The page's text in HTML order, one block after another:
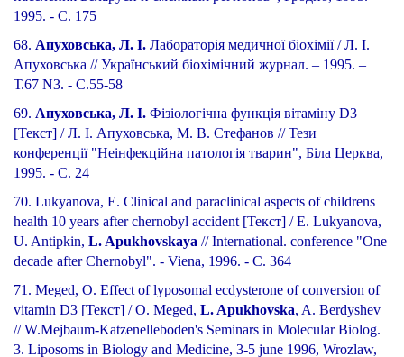
1995. - С. 175
68. Апуховська, Л. І. Лабораторія медичної біохімії / Л. І.
Апуховська // Український біохімічний журнал. – 1995. –
Т.67 N3. - С.55-58
69. Апуховська, Л. І. Фізіологічна функція вітаміну D3
[Текст] / Л. І. Апуховська, М. В. Стефанов // Тези
конференції "Неінфекційна патологія тварин", Біла Церква,
1995. - С. 24
70. Lukyanova, E. Clinical and paraclinical aspects of childrens
health 10 years after chernobyl accident [Текст] / E. Lukyanova,
U. Antipkin, L. Apukhovskaya // International. conference "One
decade after Chernobyl". - Viena, 1996. - С. 364
71. Meged, O. Effect of lyposomal ecdysterone of conversion of
vitamin D3 [Текст] / O. Meged, L. Apukhovska, A. Berdyshev
// W.Mejbaum-Katzenelleboden's Seminars in Molecular Biolog.
3. Liposoms in Biology and Medicine, 3-5 june 1996, Wrozlaw,